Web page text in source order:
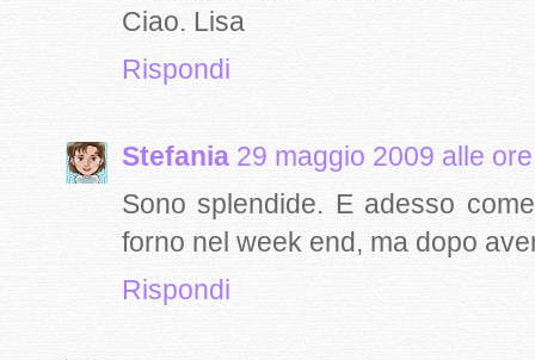
Ciao. Lisa
Rispondi
Stefania 29 maggio 2009 alle
Sono splendide. E adesso
forno nel week end, ma dopo
Rispondi